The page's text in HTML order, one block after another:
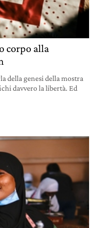
corpo alla
della genesi della mostra
davvero la libertà. Ed